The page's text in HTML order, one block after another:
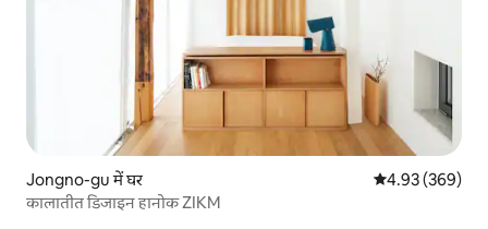
Jongno-gu में घर औसत रेटिंग 5 में से
4.93 (369)
कालातीत डिजाइन हानोक ZIKM